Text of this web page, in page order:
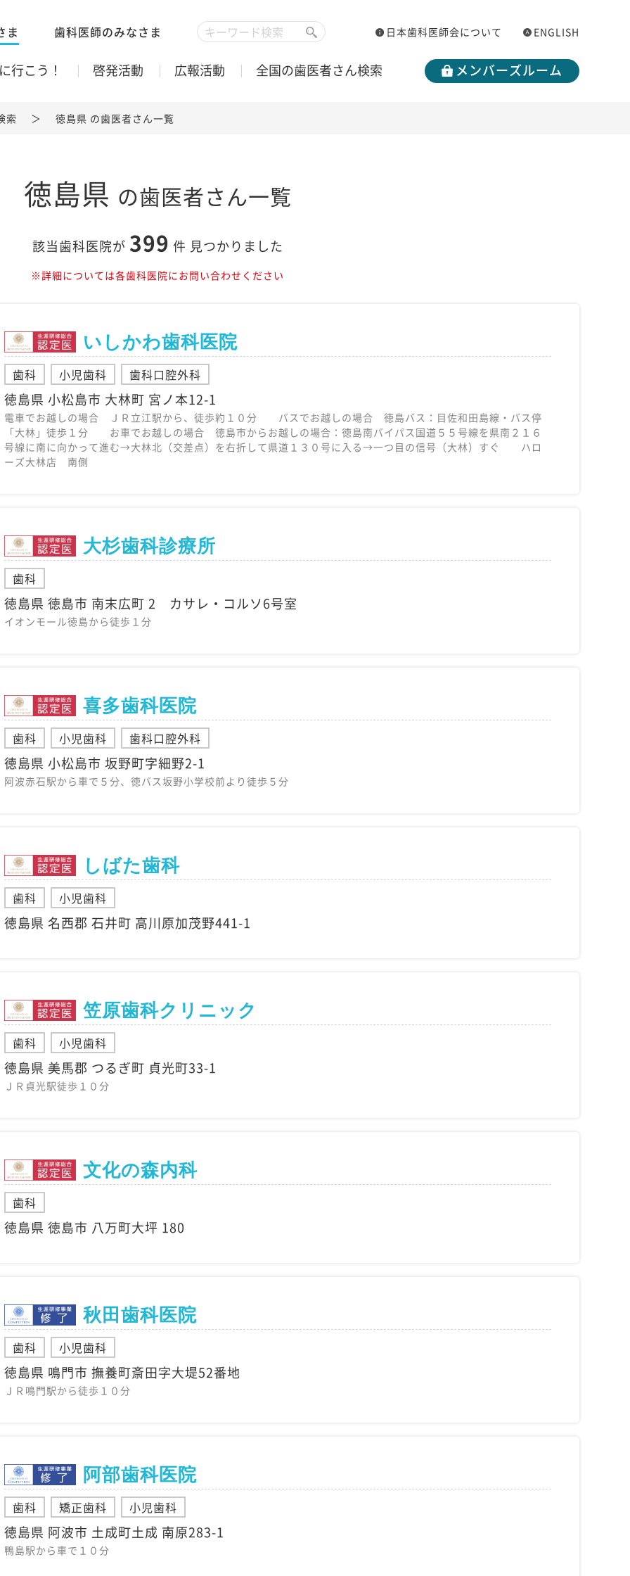
ま 歯科医師のみなさま 日本歯科医師会について ENGLISH
行こう！ 啓発活動 広報活動 全国の歯医者さん検索 メンバーズルーム
索 徳島県 の歯医者さん一覧
徳島県 の歯医者さん一覧
該当歯科医院が 399 件 見つかりました
※詳細については各歯科医院にお問い合わせください
いしかわ歯科医院
歯科 小児歯科 歯科口腔外科
徳島県 小松島市 大林町 宮ノ本12-1
電車でお越しの場合 ＪＲ立江駅から、徒歩約１０分 バスでお越しの場合 徳島バス：目佐和田島線・バス停
「大林」徒歩１分 お車でお越しの場合 徳島市からお越しの場合：徳島南バイパス国道５５号線を県南２１６
号線に南に向かって進む→大林北（交差点）を右折して県道１３０号に入る→一つ目の信号（大林）すぐ ハロ
ーズ大林店 南側
大杉歯科診療所
歯科
徳島県 徳島市 南末広町 2 カサレ・コルソ6号室
イオンモール徳島から徒歩１分
喜多歯科医院
歯科 小児歯科 歯科口腔外科
徳島県 小松島市 坂野町字細野2-1
阿波赤石駅から車で５分、徳バス坂野小学校前より徒歩５分
しばた歯科
歯科 小児歯科
徳島県 名西郡 石井町 高川原加茂野441-1
笠原歯科クリニック
歯科 小児歯科
徳島県 美馬郡 つるぎ町 貞光町33-1
ＪＲ貞光駅徒歩１０分
文化の森内科
歯科
徳島県 徳島市 八万町大坪 180
秋田歯科医院
歯科 小児歯科
徳島県 鳴門市 撫養町斎田字大堤52番地
ＪＲ鳴門駅から徒歩１０分
阿部歯科医院
歯科 矯正歯科 小児歯科
徳島県 阿波市 土成町土成 南原283-1
鴨島駅から車で１０分